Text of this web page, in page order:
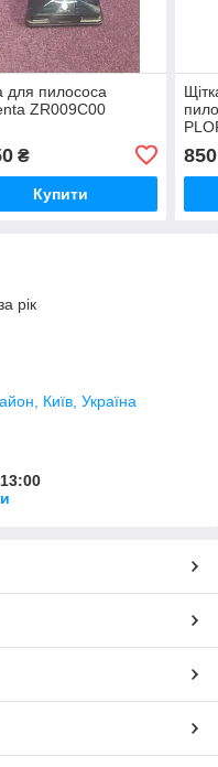
для пилососа
ZR009C00
₴
Купити
850
рік
Київ, Україна